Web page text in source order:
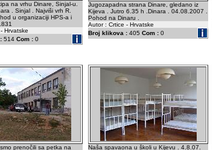
na vrhu Dinare, Sinjal-u.
. Sinjal . Najviši vrh R.
u organizaciji HPS-a i
Hrvatske
514 Com : 0
Jugozapadna strana Dinare, gledano iz
Kijeva . Jutro 6.35 h .Dinara . 04.08.2007 .
Pohod na Dinaru .
Autor : Crtice - Hrvatske
Broj klikova : 405 Com : 0
prenočili sa petka na
Naša spavaona u školi u Kijevu . 4.8.07.